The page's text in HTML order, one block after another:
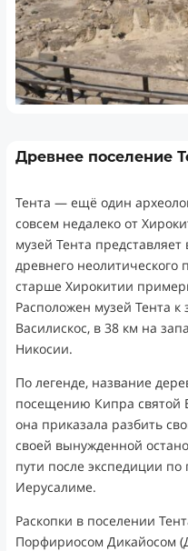
Древнее поселение
Тента — ещё один
совсем недалеко от
музей Тента
древнего неолитического
старше Хирокитии
Расположен музей Тента к
Василискос, в 38 км на
Никосии.
По легенде, название
посещению Кипра святой
она приказала разбить
своей вынужденной
пути после экспедиции по
Иерусалиме.
Раскопки в поселении
Порфириосом Дикайосом